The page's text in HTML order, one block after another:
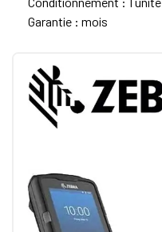
Garantie : mois